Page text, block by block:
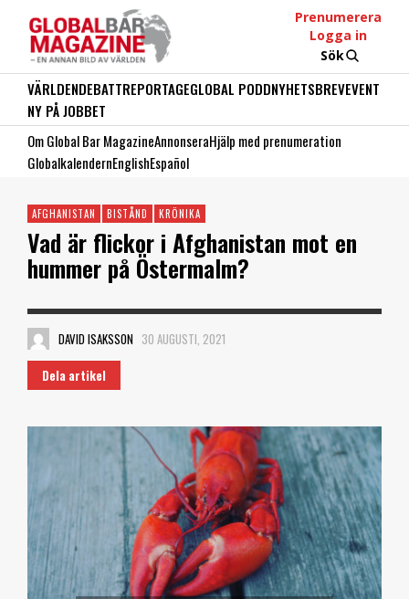
Prenumerera
Logga in
Sök
VÄRLDENDEBATTREPORTAGEGLOBAL PODDNYHETSBREVEVENT
NY PÅ JOBBET
Om Global Bar MagazineAnnonseraHjälp med prenumeration
GlobalkalendernEnglishEspañol
AFGHANISTAN BISTÅND KRÖNIKA
Vad är flickor i Afghanistan mot en
hummer på Östermalm?
DAVID ISAKSSON 30 AUGUSTI, 2021
Dela artikel